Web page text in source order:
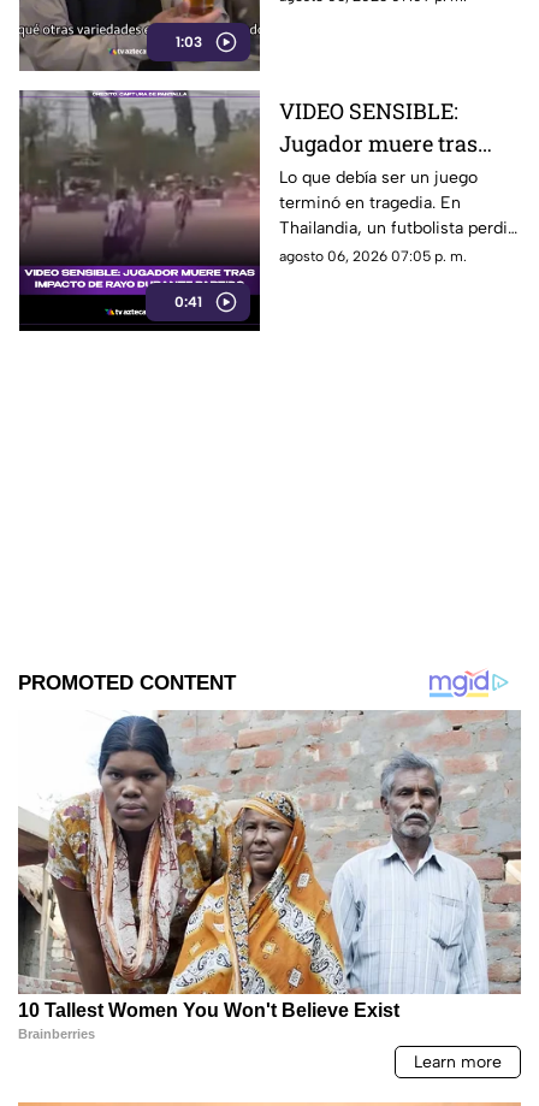
1:03
0:41
VIDEO SENSIBLE:
Jugador muere tras
impacto de rayo
durante partido
Lo que debía ser un juego
terminó en tragedia. En
Thailandia, un futbolista perdió
la vida al ser alcanzado por un
agosto 06, 2026 07:05 p. m.